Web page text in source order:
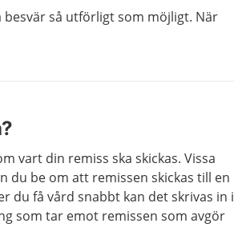
så utförligt som möjligt. När
vart din remiss ska skickas. Vissa
du be om att remissen skickas till en
du få vård snabbt kan det skrivas in i
som tar emot remissen som avgör